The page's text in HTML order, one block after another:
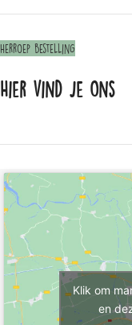
Herroep bestelling
Hier vind je ons
Klik om
en